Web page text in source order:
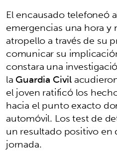
El encausado telefoneó
emergencias una hora y
atropello a través de su
comunicar su
constara una
laGuardia Civil
el joven ratificó los
hacia el punto exacto
automóvil. Los test de
un resultado positivo en
jornada.